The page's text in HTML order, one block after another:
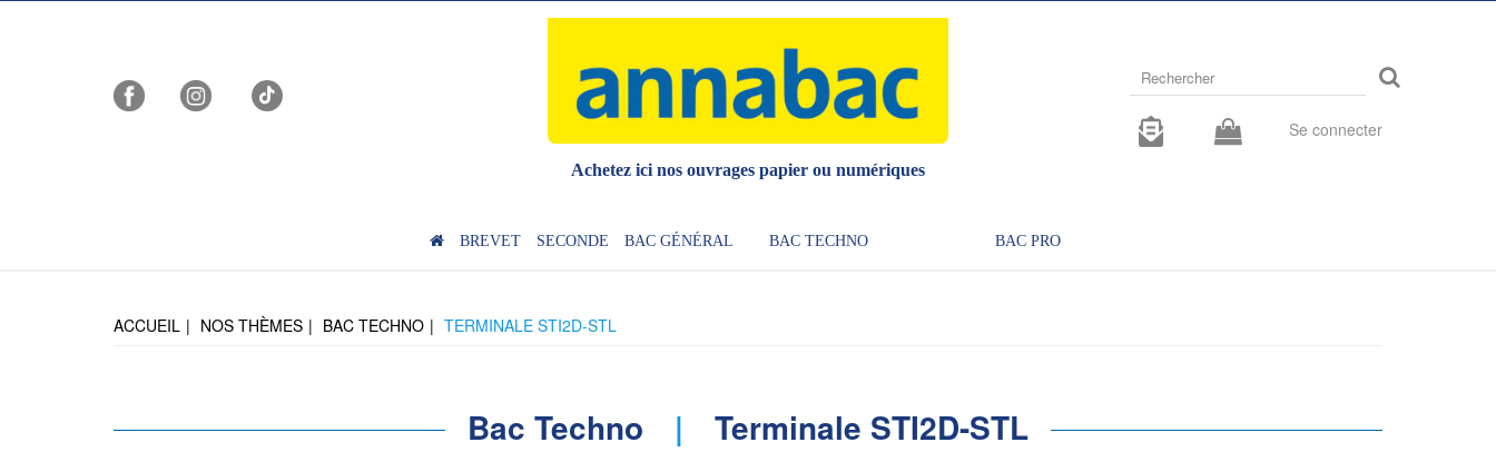
Achetez ici nos ouvrages papier ou numériques
le
site
Se connecter
BREVET SECONDE BAC GÉNÉRAL BAC TECHNO BAC PRO
ACCUEIL NOS THÈMES BAC TECHNO TERMINALE STI2D-STL
Bac Techno Terminale STI2D-STL